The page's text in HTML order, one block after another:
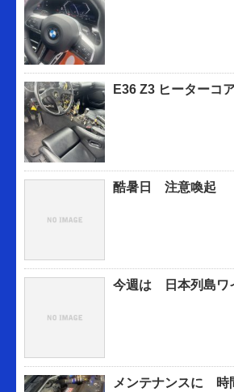
E36 Z3 ヒーターコ
酷暑日 注意喚起
今週は 日本列島ワ
メンテナンスに 時